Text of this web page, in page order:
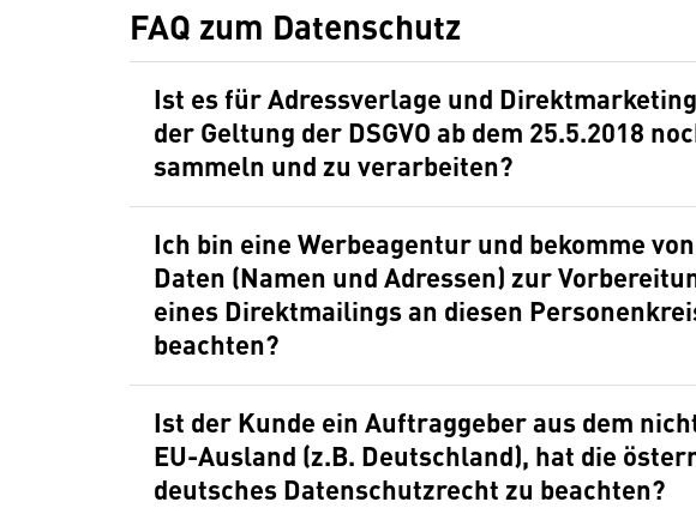
FAQ zum Datenschutz
Ist es für Adressverlage und
der Geltung der DSGVO ab dem 25.5.2018
sammeln und zu verarbeiten?
Ich bin eine Werbeagentur und bekomme
Daten (Namen und Adressen) zur
eines Direktmailings an diesen
beachten?
Ist der Kunde ein Auftraggeber aus dem
EU-Ausland (z.B. Deutschland), hat die
deutsches Datenschutzrecht zu beachten?